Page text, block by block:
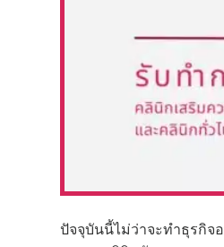
ปัจจุบันนี้ไม่ว่าจะทำธุรกิจ